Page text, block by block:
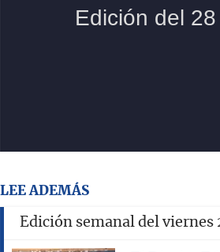
LEE ADEMÁS
Edición semanal del viernes